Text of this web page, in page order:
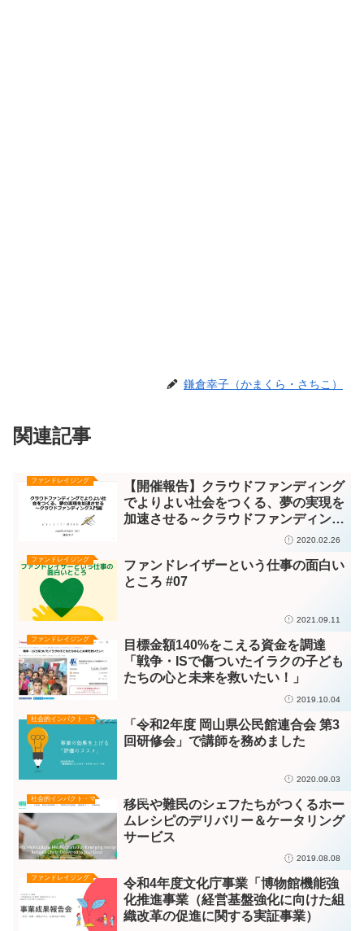
鎌倉幸子（かまくら・さちこ）
関連記事
ファンドレイジング
【開催報告】クラウドファンディング
でよりよい社会をつくる、夢の実現を
加速させる～クラウドファンディング
入門編 主催：22世紀に残すもの2020.02.26
ファンドレイジング
ファンドレイザーという仕事の面白い
ところ #07
2021.09.11
ファンドレイジング
目標金額140%をこえる資金を調達
「戦争・ISで傷ついたイラクの子ども
たちの心と未来を救いたい！」
2019.10.04
社会的インパクト・マネジメント／評価「令和2年度 岡山県公民館連合会 第3
回研修会」で講師を務めました
2020.09.03
社会的インパクト・マネジメント／評価移民や難民のシェフたちがつくるホー
ムレシピのデリバリー＆ケータリング
サービス
2019.08.08
ファンドレイジング
令和4年度文化庁事業「博物館機能強
化推進事業（経営基盤強化に向けた組
織改革の促進に関する実証事業）